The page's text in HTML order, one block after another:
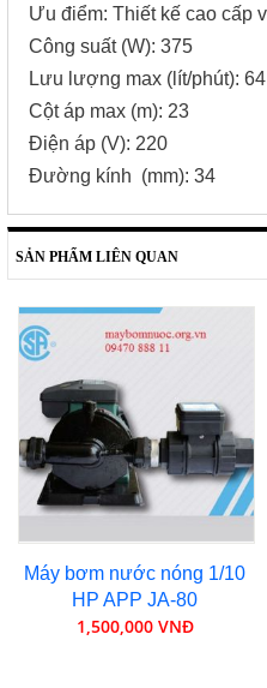
Ưu điểm: Thiết kế cao cấp
Công suất (W): 375
Lưu lượng max (lít/phút): 64
Cột áp max (m): 23
Điện áp (V): 220
Đường kính (mm): 34
SẢN PHẨM LIÊN QUAN
Máy bơm nước nóng 1/10
HP APP JA-80
1,500,000 VNĐ